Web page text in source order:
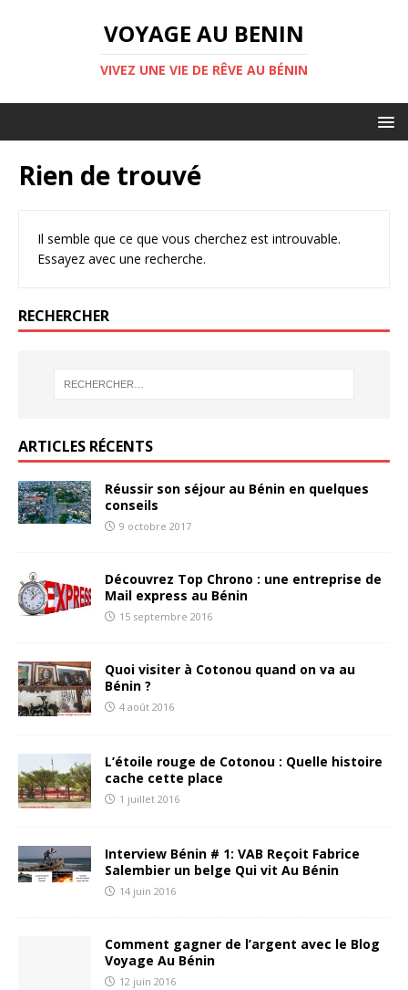
VOYAGE AU BENIN
VIVEZ UNE VIE DE RÊVE AU BÉNIN
Rien de trouvé
Il semble que ce que vous cherchez est introuvable.
Essayez avec une recherche.
RECHERCHER
ARTICLES RÉCENTS
Réussir son séjour au Bénin en quelques
conseils
9 octobre 2017
Découvrez Top Chrono : une entreprise de
Mail express au Bénin
15 septembre 2016
Quoi visiter à Cotonou quand on va au
Bénin ?
4 août 2016
L’étoile rouge de Cotonou : Quelle histoire
cache cette place
1 juillet 2016
Interview Bénin # 1: VAB Reçoit Fabrice
Salembier un belge Qui vit Au Bénin
14 juin 2016
Comment gagner de l’argent avec le Blog
Voyage Au Bénin
12 juin 2016